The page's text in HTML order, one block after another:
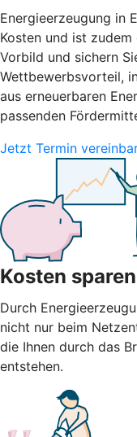
Energieerzeugung in
Kosten und ist
Vorbild und sichern
Wettbewerbsvorteil,
aus erneuerbaren
passenden
Jetzt Termin
Kosten sparen
Durch
nicht nur beim
die Ihnen durch das
entstehen.